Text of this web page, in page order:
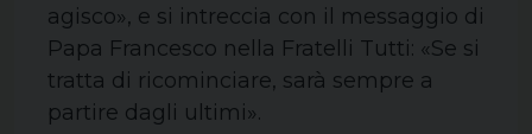
agisco», e si intreccia con il messaggio di
Papa Francesco nella Fratelli Tutti: «Se si
tratta di ricominciare, sarà sempre a
partire dagli ultimi».